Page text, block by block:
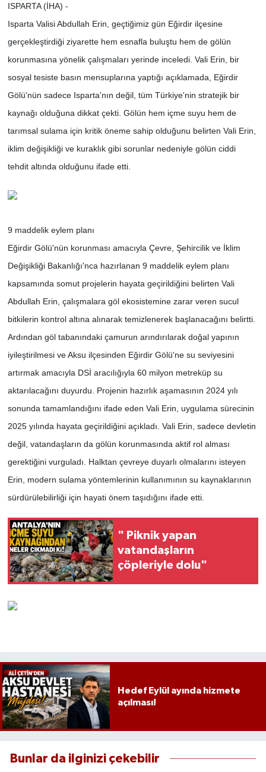
ISPARTA (İHA) -
Isparta Valisi Abdullah Erin, geçtiğimiz gün Eğirdir ilçesine
gerçekleştirdiği ziyarette hem esnafla buluştu hem de gölün
korunmasına yönelik çalışmaları yerinde inceledi. Vali Erin, bir
sosyal tesiste basın mensuplarına yaptığı açıklamada, Eğirdir
Gölü'nün sadece Isparta'nın değil, tüm Türkiye'nin stratejik bir
kaynağı olduğuna dikkat çekti. Gölün hem içme suyu hem de
tarımsal sulama için kritik öneme sahip olduğunu belirten Vali Erin,
iklim değişikliği ve kuraklık gibi sorunlar nedeniyle gölün ciddi
tehdit altında olduğunu ifade etti.
9 maddelik eylem planı
Eğirdir Gölü'nün korunması amacıyla Çevre, Şehircilik ve İklim
Değişikliği Bakanlığı'nca hazırlanan 9 maddelik eylem planı
kapsamında somut projelerin hayata geçirildiğini belirten Vali
Abdullah Erin, çalışmalara göl ekosistemine zarar veren sucul
bitkilerin kontrol altına alınarak temizlenerek başlanacağını belirtti.
Ardından göl tabanındaki çamurun arındırılarak doğal yapının
iyileştirilmesi ve Aksu ilçesinden Eğirdir Gölü'ne su seviyesini
artırmak amacıyla DSİ aracılığıyla 60 milyon metreküp su
aktarılacağını duyurdu. Projenin hazırlık aşamasının 2024 yılı
sonunda tamamlandığını ifade eden Vali Erin, uygulama sürecinin
2025 yılında hayata geçirildiğini açıkladı. Vali Erin, sadece devletin
değil, vatandaşların da gölün korunmasında aktif rol alması
gerektiğini vurguladı. Halktan çevreye duyarlı olmalarını isteyen
Erin, modern sulama yöntemlerinin kullanımının su kaynaklarının
sürdürülebilirliği için hayati önem taşıdığını ifade etti.
" Piknik yapan
vatandaşların
çöpleriyle dolu"
Hedef Eylül ayında hizmete
açılması!
Bunlar da ilginizi çekebilir